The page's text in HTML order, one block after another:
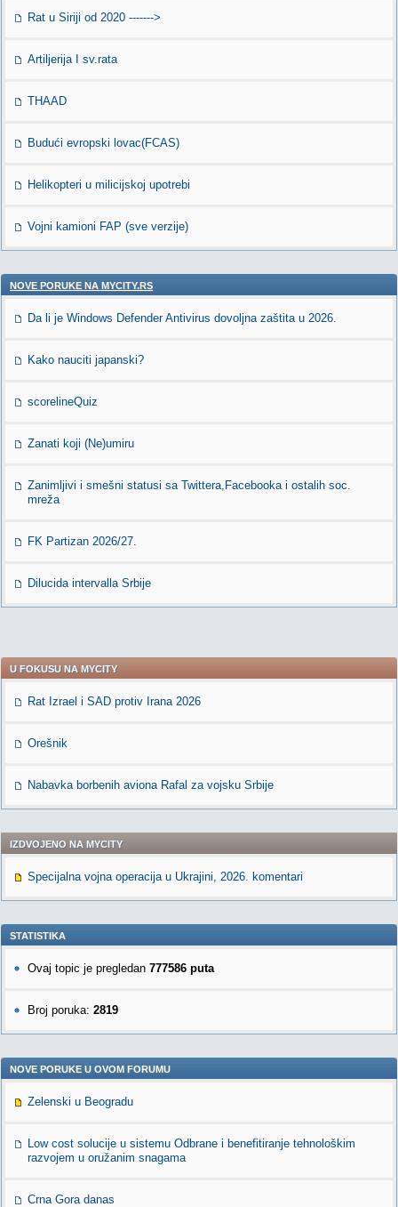
Rat u Siriji od 2020 ------->
Artiljerija I sv.rata
THAAD
Budući evropski lovac(FCAS)
Helikopteri u milicijskoj upotrebi
Vojni kamioni FAP (sve verzije)
NOVE PORUKE NA MYCITY.RS
Da li je Windows Defender Antivirus dovoljna zaštita u 2026.
Kako nauciti japanski?
scorelineQuiz
Zanati koji (Ne)umiru
Zanimljivi i smešni statusi sa Twittera,Facebooka i ostalih soc.
mreža
FK Partizan 2026/27.
Dilucida intervalla Srbije
U FOKUSU NA MYCITY
Rat Izrael i SAD protiv Irana 2026
Orešnik
Nabavka borbenih aviona Rafal za vojsku Srbije
IZDVOJENO NA MYCITY
Specijalna vojna operacija u Ukrajini, 2026. komentari
STATISTIKA
Ovaj topic je pregledan 777586 puta
Broj poruka: 2819
NOVE PORUKE U OVOM FORUMU
Zelenski u Beogradu
Low cost solucije u sistemu Odbrane i benefitiranje tehnološkim
razvojem u oružanim snagama
Crna Gora danas